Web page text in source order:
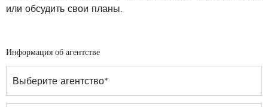
или обсудить свои планы.
Информация об агентстве